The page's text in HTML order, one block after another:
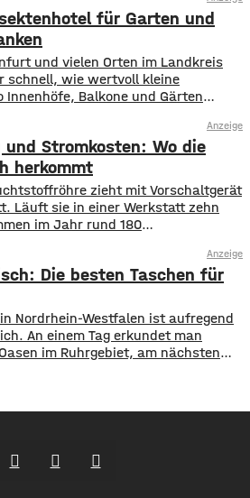
Communities begann, ist
Phänomen geworden.
und Forschungseinrichtungen
mit der Frage, welche Rolle
für Garten und
und vielen Orten im Landkreis
schnell, wie wertvoll kleine
Innenhöfe, Balkone und Gärten
Druck: Versiegelte Flächen, sehr
weniger heimische Blühpflanzen
und Rückzugsräume. Ein
ist keine Wunderlösung, kann
Anzeige
und Stromkosten: Wo die
herkommt
zieht mit Vorschaltgerät
Läuft sie in einer Werkstatt zehn
im Jahr rund 180
7.000 Kilowattstunden – nur fürs
einfacher als ihr Ruf Man braucht
in
Anzeige
Die besten Taschen für
Nordrhein-Westfalen ist aufregend
An einem Tag erkundet man
im Ruhrgebiet, am nächsten